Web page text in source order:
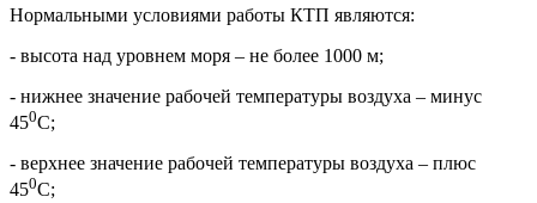
Нормальными условиями работы КТП являются:
- высота над уровнем моря – не более 1000 м;
- нижнее значение рабочей температуры воздуха – минус
450С;
- верхнее значение рабочей температуры воздуха – плюс
450С;